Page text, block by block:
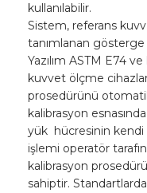
kullanılabilir.
Sistem, referans
tanımlanan gösterge
Yazılım ASTM E74
kuvvet ölçme
prosedürünü
kalibrasyon
yük hücresinin kendi
işlemi operatör
kalibrasyon
sahiptir.